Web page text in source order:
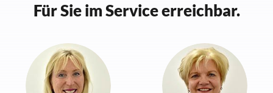
Für Sie im Service erreichbar.